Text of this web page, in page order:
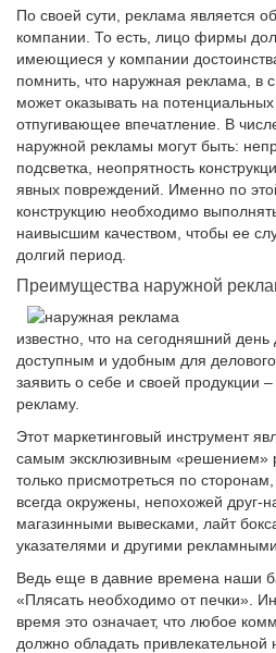
По своей сути, реклама является
компании. То есть, лицо фирмы
имеющиеся у компании
помнить, что наружная реклама, в
может оказывать на
отпугивающее впечатление. В
наружной рекламы могут быть:
подсветка, неопрятность
явных повреждений. Именно по
конструкцию необходимо
наивысшим качеством, чтобы ее
долгий период.
Преимущества наружной
известно, что на сегодняшний
доступным и удобным для
заявить о себе и своей продукции
рекламу.
Этот маркетинговый инструмент
самым эксклюзивным «решением»
только присмотреться по
всегда окружены, непохожей друг-
магазинными вывесками, лайт
указателями и другими
Ведь еще в давние времена наши
«Плясать необходимо от печки».
время это означает, что любое
должно обладать привлекательной